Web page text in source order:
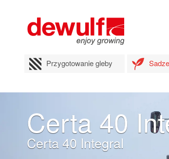
Przygotowanie gleby
Certa 40
Certa 40 Integral